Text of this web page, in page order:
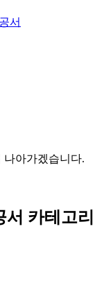
서
나아가겠습니다.
카테고리